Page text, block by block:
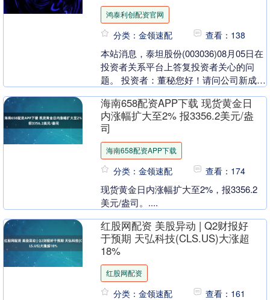
鸿泰利创配资官网
分类：金领速配 查看：138
本站消息，泰坦股份(003036)08月05日在
投资者关系平台上答复投资者关心的问
题。 投资者：董秘您好！请问公司新成立
是否....
海南658配资APP下载 现货黄金日
内涨幅扩大至2% 报3356.2美元/盎
司
海南658配资APP下载
分类：金领速配 查看：174
现货黄金日内涨幅扩大至2%，报3356.2
美元/盎司。....
红股网配资 美股异动 | Q2财报好
于预期 天弘科技(CLS.US)大涨超
18%
红股网配资
分类：金领速配 查看：161